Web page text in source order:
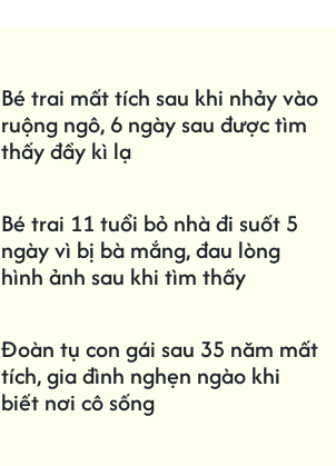
Bé trai mất tích sau khi nhảy vào
ruộng ngô, 6 ngày sau được tìm
thấy đầy kì lạ
Bé trai 11 tuổi bỏ nhà đi suốt 5
ngày vì bị bà mắng, đau lòng
hình ảnh sau khi tìm thấy
Đoàn tụ con gái sau 35 năm mất
tích, gia đình nghẹn ngào khi
biết nơi cô sống